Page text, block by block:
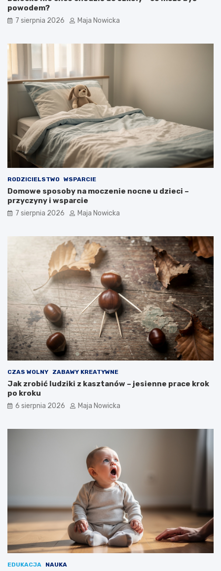
powodem?
7 sierpnia 2026 Maja Nowicka
RODZICIELSTWO WSPARCIE
Domowe sposoby na moczenie nocne u dzieci –
przyczyny i wsparcie
7 sierpnia 2026 Maja Nowicka
CZAS WOLNY ZABAWY KREATYWNE
Jak zrobić ludziki z kasztanów – jesienne prace krok
po kroku
6 sierpnia 2026 Maja Nowicka
EDUKACJA NAUKA